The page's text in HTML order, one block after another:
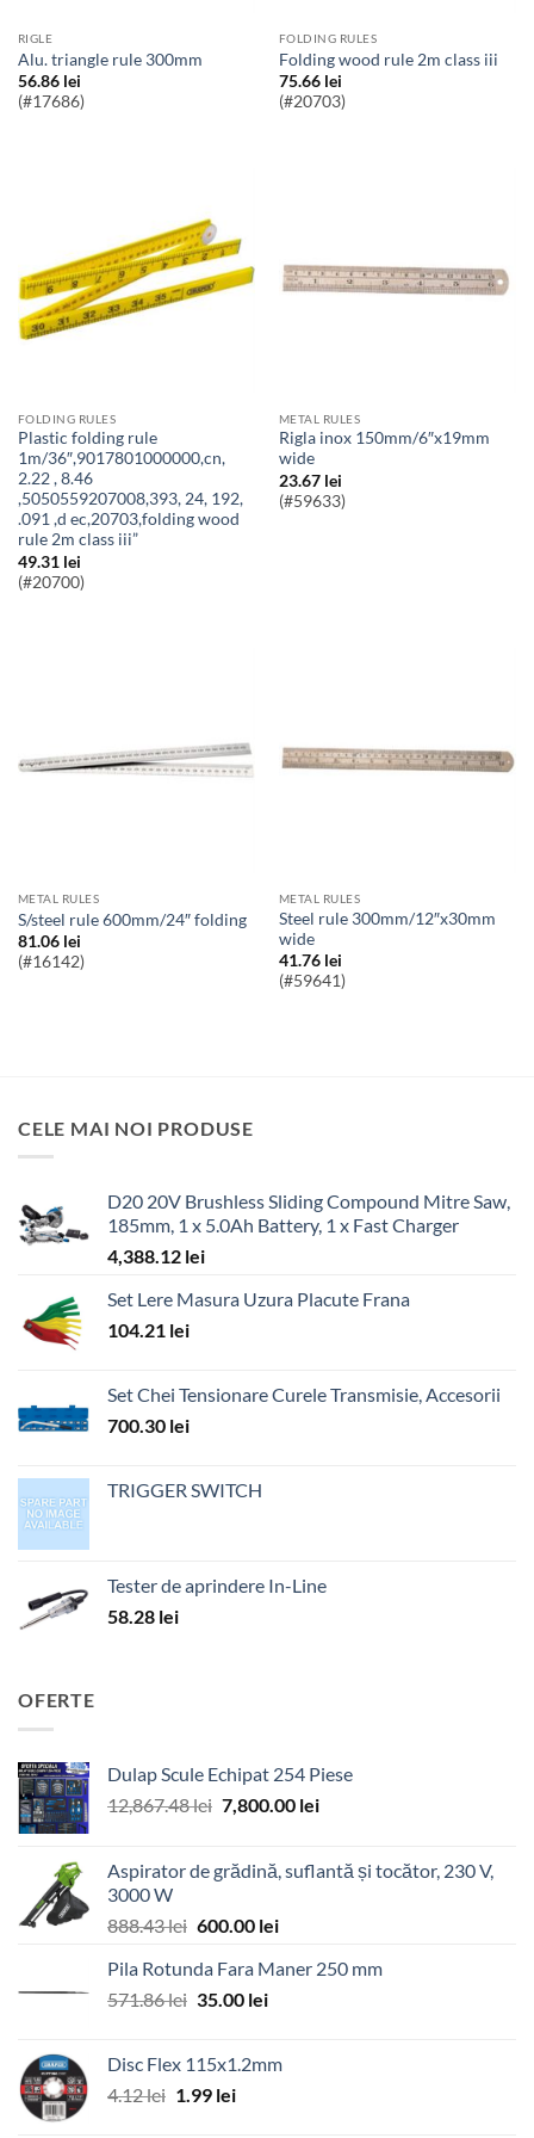
RIGLE
Alu. triangle rule 300mm
56.86 lei
(#17686)
FOLDING RULES
Folding wood rule 2m class iii
75.66 lei
(#20703)
FOLDING RULES
Plastic folding rule
1m/36″,9017801000000,cn,
2.22 , 8.46
,5050559207008,393, 24, 192,
.091 ,d ec,20703,folding wood
rule 2m class iii”
49.31 lei
(#20700)
METAL RULES
Rigla inox 150mm/6″x19mm
wide
23.67 lei
(#59633)
METAL RULES
S/steel rule 600mm/24″ folding
81.06 lei
(#16142)
METAL RULES
steel rule 300mm/12″x30mm
wide
41.76 lei
(#59641)
CELE MAI NOI PRODUSE
D20 20V Brushless Sliding Compound Mitre Saw,
185mm, 1 x 5.0Ah Battery, 1 x Fast Charger
4,388.12 lei
Set Lere Masura Uzura Placute Frana
104.21 lei
Set Chei Tensionare Curele Transmisie, Accesorii
700.30 lei
TRIGGER SWITCH
Tester de aprindere In-Line
58.28 lei
OFERTE
Dulap Scule Echipat 254 Piese
12,867.48lei Prețul
fost:
7,800.00 leiPrețul
7,800.00 lei.
Aspirator de grădină, suflantă și tocător, 230 V,
3000 W
888.43lei Prețul
a
fost:
600.00 leiPrețul
este:
Pila Rotunda Fara Maner 250 mm
571.86lei Prețul
fost:
571.86 lei.
35.00 leiPrețul
35.00 lei.
Disc Flex 115x1.2mm
4.12lei Prețul
1.99 leiPrețul